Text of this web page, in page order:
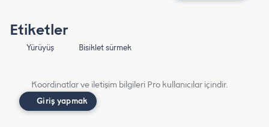
Etiketler
Yürüyüş Bisiklet sürmek
Koordinatlar ve iletişim bilgileri Pro kullanıcılar içindir.
Giriş yapmak